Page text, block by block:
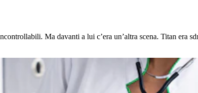
Ma davanti a lui c’era un’altra scena. Titan era